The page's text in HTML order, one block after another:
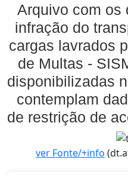
Arquivo com os
infração do
cargas lavrados
de Multas -
disponibilizadas
contemplam
de restrição de
ver Fonte/+info